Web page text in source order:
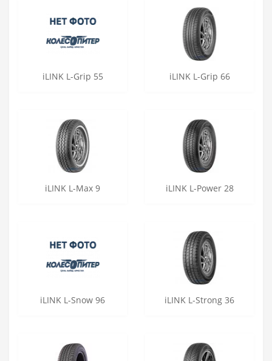
iLINK L-Grip 55 iLINK L-Grip 66
iLINK L-Max 9 iLINK L-Power 28
iLINK L-Snow 96 iLINK L-Strong 36